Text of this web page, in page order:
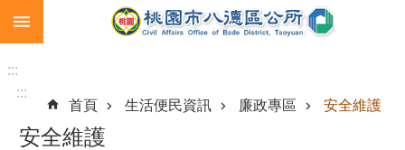
跳到主要內容區塊
市
:::
:::
首頁
生活便民資訊 廉政專區 安全維護
安全維護